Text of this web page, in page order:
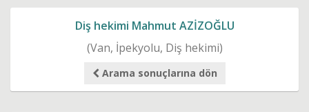
Diş hekimi Mahmut AZİZOĞLU
(Van, İpekyolu, Diş hekimi)
Arama sonuçlarına dön